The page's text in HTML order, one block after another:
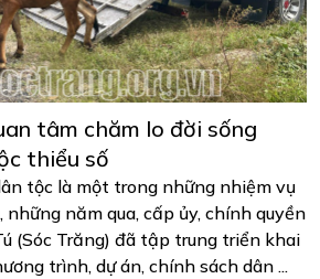
tâm chăm lo đời sống
thiểu số
tộc là một trong những nhiệm vụ
năm qua, cấp ủy, chính quyền
(Sóc Trăng) đã tập trung triển khai
trình, dự án, chính sách dân ...